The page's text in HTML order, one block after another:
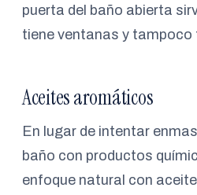
puerta del baño abierta
tiene ventanas y tampoco
Aceites aromáticos
En lugar de intentar
baño con productos
enfoque natural con